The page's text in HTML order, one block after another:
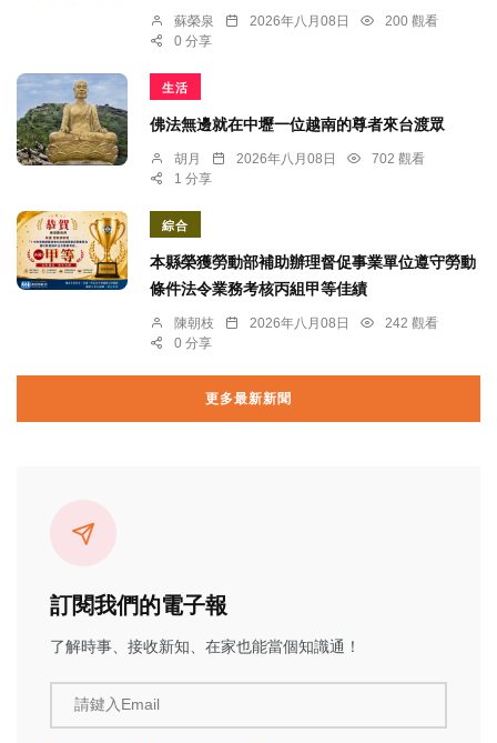
蘇榮泉 2026年八月08日
200 觀看
0 分享
生活
佛法無邊就在中壢一位越南的尊者來台渡眾
胡月 2026年八月08日
702 觀看
1 分享
綜合
本縣榮獲勞動部補助辦理督促事業單位遵守勞動
條件法令業務考核丙組甲等佳績
陳朝枝 2026年八月08日
242 觀看
0 分享
更多最新新聞
訂閱我們的電子報
了解時事、接收新知、在家也能當個知識通！
請鍵入Email